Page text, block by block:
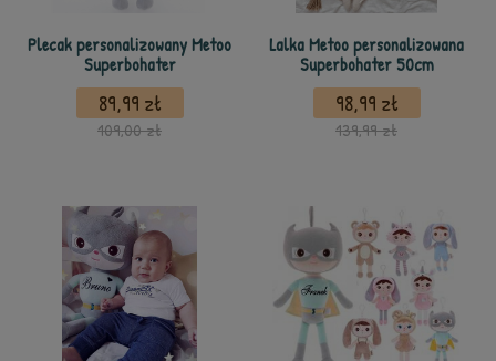
Plecak personalizowany Metoo
Superbohater
89,99 zł
109,00 zł
Lalka Metoo personalizowana
Superbohater 50cm
98,99 zł
139,99 zł